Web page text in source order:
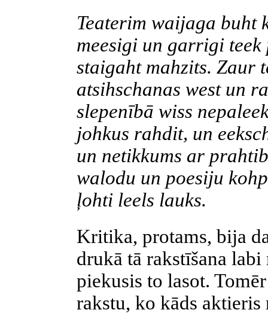
Teaterim waijaga buht
meesigi un garrigi teek
staigaht mahzits. Zaur
atsihschanas westun
slepenībā wiss
johkus rahdit, un
un netikkums ar
walodu un poesiju
ļohti leels lauks.
Kritika, protams, bija
drukā tā rakstīšana
piekusis to lasot.
rakstu, ko kāds